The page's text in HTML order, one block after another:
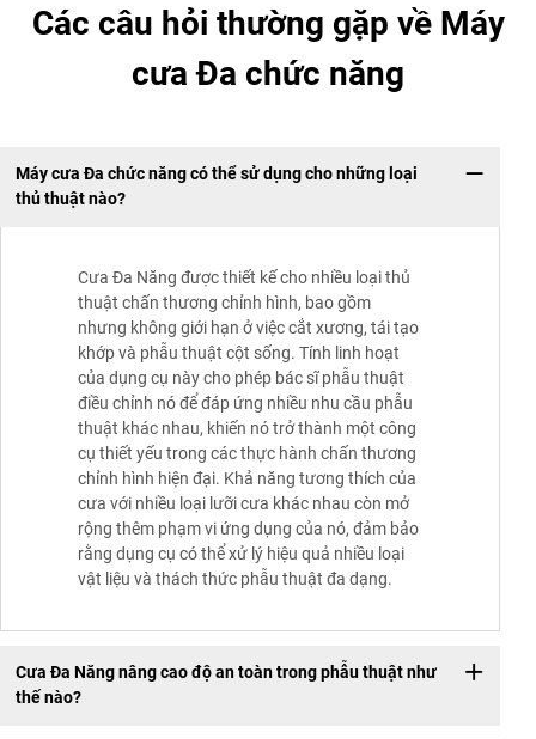
Các câu hỏi thường gặp về Máy
cưa Đa chức năng
Máy cưa Đa chức năng có thể sử dụng cho những loại
thủ thuật nào?
Cưa Đa Năng được thiết kế cho nhiều loại thủ
thuật chấn thương chỉnh hình, bao gồm
nhưng không giới hạn ở việc cắt xương, tái tạo
khớp và phẫu thuật cột sống. Tính linh hoạt
của dụng cụ này cho phép bác sĩ phẫu thuật
điều chỉnh nó để đáp ứng nhiều nhu cầu phẫu
thuật khác nhau, khiến nó trở thành một công
cụ thiết yếu trong các thực hành chấn thương
chỉnh hình hiện đại. Khả năng tương thích của
cưa với nhiều loại lưỡi cưa khác nhau còn mở
rộng thêm phạm vi ứng dụng của nó, đảm bảo
rằng dụng cụ có thể xử lý hiệu quả nhiều loại
vật liệu và thách thức phẫu thuật đa dạng.
Cưa Đa Năng nâng cao độ an toàn trong phẫu thuật như
thế nào?